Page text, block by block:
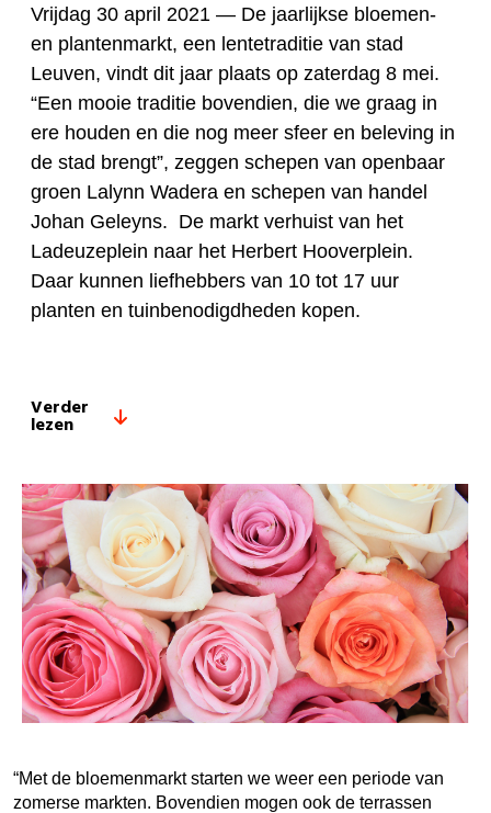
Vrijdag 30 april 2021 — De jaarlijkse bloemen-
en plantenmarkt, een lentetraditie van stad
Leuven, vindt dit jaar plaats op zaterdag 8 mei.
“Een mooie traditie bovendien, die we graag in
ere houden en die nog meer sfeer en beleving in
de stad brengt”, zeggen schepen van openbaar
groen Lalynn Wadera en schepen van handel
Johan Geleyns. De markt verhuist van het
Ladeuzeplein naar het Herbert Hooverplein.
Daar kunnen liefhebbers van 10 tot 17 uur
planten en tuinbenodigdheden kopen.
Verder
lezen
“Met de bloemenmarkt starten we weer een periode van
zomerse markten. Bovendien mogen ook de terrassen